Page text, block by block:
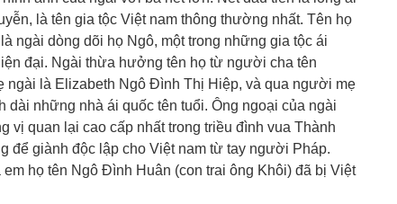
là tên gia tộc Việt nam thông thường nhất. Tên họ
ngài dòng dõi họ Ngô, một trong những gia tộc ái
đại. Ngài thừa hưởng tên họ từ người cha tên
ngài là Elizabeth Ngô Đình Thị Hiệp, và qua người mẹ
dài những nhà ái quốc tên tuổi. Ông ngoại của ngài
vị quan lại cao cấp nhất trong triều đình vua Thành
để giành độc lập cho Việt nam từ tay người Pháp.
họ tên Ngô Đình Huân (con trai ông Khôi) đã bị Việt